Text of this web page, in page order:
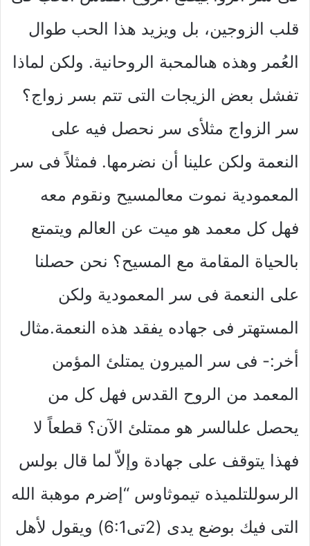
قلب الزوجين، بل ويزيد هذا الحب طوال
العُمر وهذه هىالمحبة الروحانية. ولكن لماذا
تفشل بعض الزيجات التى تتم بسر زواج؟
سر الزواج مثلأى سر نحصل فيه على
النعمة ولكن علينا أن نضرمها. فمثلاً فى سر
المعمودية نموت معالمسيح ونقوم معه
فهل كل معمد هو ميت عن العالم ويتمتع
بالحياة المقامة مع المسيح؟ نحن حصلنا
على النعمة فى سر المعمودية ولكن
المستهتر فى جهاده يفقد هذه النعمة.مثال
أخر:- فى سر الميرون يمتلئ المؤمن
المعمد من الروح القدس فهل كل من
يحصل علىالسر هو ممتلئ الآن؟ قطعاً لا
فهذا يتوقف على جهادة وإلاّ لما قال بولس
الرسوللتلميذه تيموثاوس “إضرم موهبة الله
التى فيك بوضع يدى (2تى6:1) ويقول لأهل